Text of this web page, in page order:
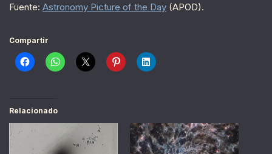
Fuente: Astronomy Picture of the Day (APOD).
Compartir
Relacionado